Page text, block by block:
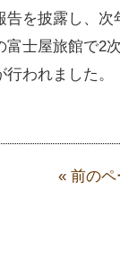
告を披露し、
富士屋旅館で2
われました。
« 前のペ